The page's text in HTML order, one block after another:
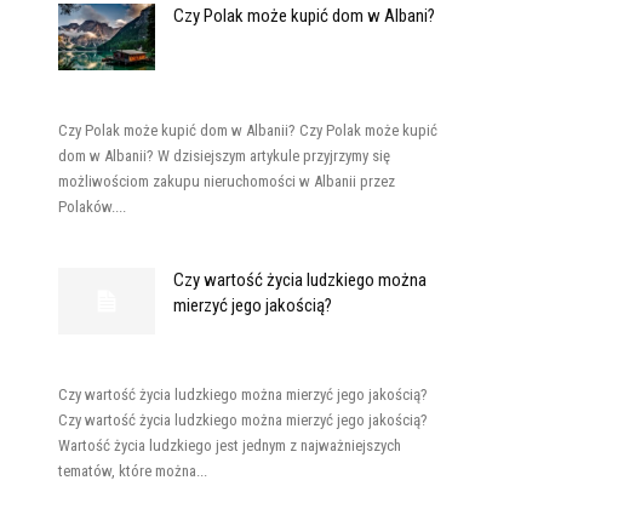
Czy Polak może kupić dom w Albani?
Czy Polak może kupić dom w Albanii? Czy Polak może kupić
dom w Albanii? W dzisiejszym artykule przyjrzymy się
możliwościom zakupu nieruchomości w Albanii przez
Polaków....
Czy wartość życia ludzkiego można
mierzyć jego jakością?
Czy wartość życia ludzkiego można mierzyć jego jakością?
Czy wartość życia ludzkiego można mierzyć jego jakością?
Wartość życia ludzkiego jest jednym z najważniejszych
tematów, które można...